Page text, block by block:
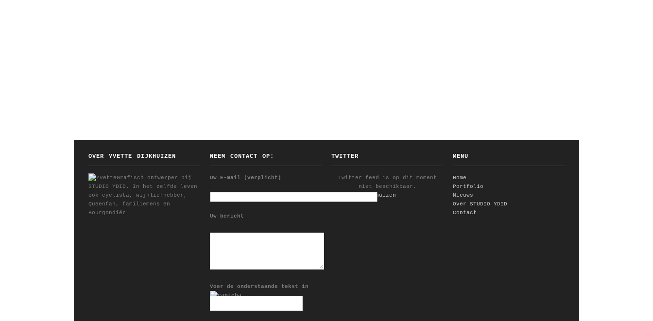
OVER YVETTE DIJKHUIZEN
Grafisch ontwerper bij
STUDIO YDID. In het zelfde leven
ook cyclista, wijnliefhebber,
Queenfan, familiemens en
Bourgondiër
NEEM CONTACT OP:
Uw E-mail (verplicht)
Uw bericht
Voer de onderstaande tekst in
TWITTER
Twitter feed is op dit moment
niet beschikbaar.
Follow @YDijkhuizen
MENU
Home
Portfolio
Nieuws
Over STUDIO YDID
Contact